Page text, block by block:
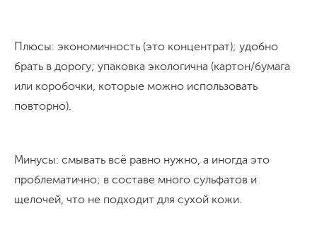
Плюсы: экономичность (это концентрат); удобно
брать в дорогу; упаковка экологична (картон/бумага
или коробочки, которые можно использовать
повторно).
Минусы: смывать всё равно нужно, а иногда это
проблематично; в составе много сульфатов и
щелочей, что не подходит для сухой кожи.